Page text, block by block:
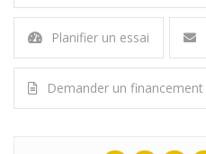
Planifier un essai
Demander un financement